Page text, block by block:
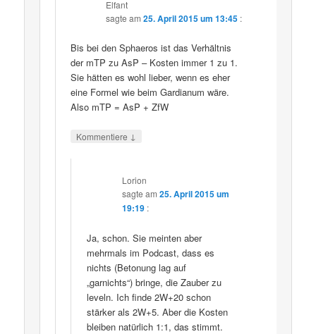
Elfant
sagte am25. April 2015 um 13:45 :
Bis bei den Sphaeros ist das Verhältnis
der mTP zu AsP – Kosten immer 1 zu 1.
Sie hätten es wohl lieber, wenn es eher
eine Formel wie beim Gardianum wäre.
Also mTP = AsP + ZfW
Kommentiere ↓
Lorion
sagte am 25. April 2015 um
19:19 :
Ja, schon. Sie meinten aber
mehrmals im Podcast, dass es
nichts (Betonung lag auf
„garnichts“) bringe, die Zauber zu
leveln. Ich finde 2W+20 schon
stärker als 2W+5. Aber die Kosten
bleiben natürlich 1:1, das stimmt.